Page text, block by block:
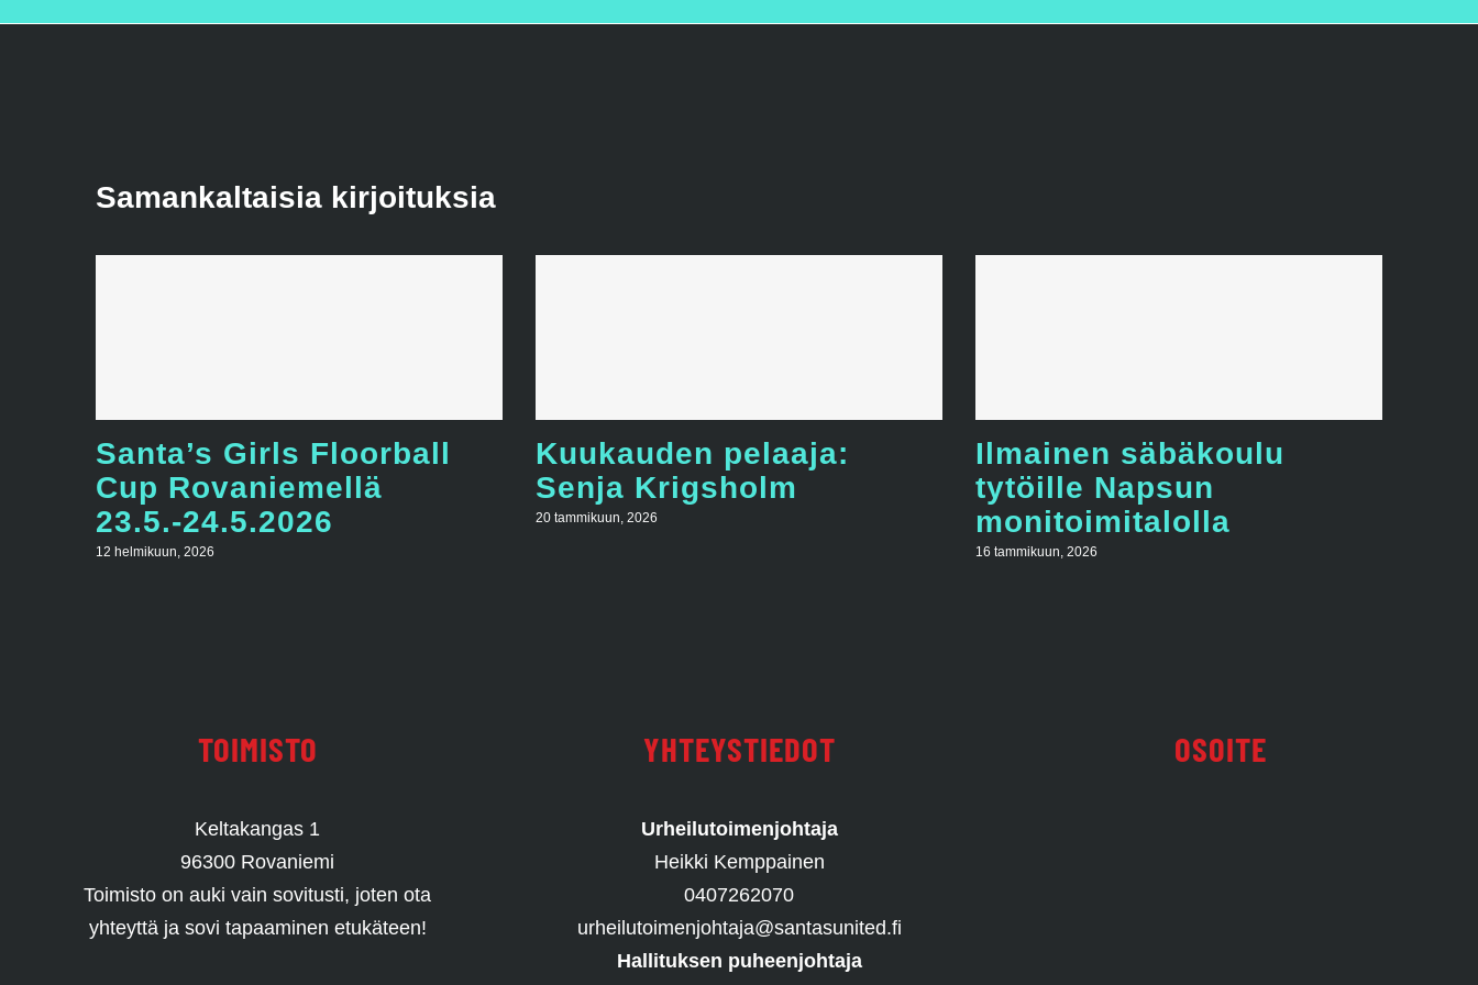
Samankaltaisia kirjoituksia
Santa’s Girls Floorball
Cup Rovaniemellä
23.5.-24.5.2026
12 helmikuun, 2026
Kuukauden pelaaja:
Senja Krigsholm
20 tammikuun, 2026
Ilmainen säbäkoulu
tytöille Napsun
monitoimitalolla
16 tammikuun, 2026
TOIMISTO
Keltakangas 1
96300 Rovaniemi
Toimisto on auki vain sovitusti, joten ota
yhteyttä ja sovi tapaaminen etukäteen!
YHTEYSTIEDOT
Urheilutoimenjohtaja
Heikki Kemppainen
0407262070
urheilutoimenjohtaja@santasunited.fi
Hallituksen puheenjohtaja
OSOITE